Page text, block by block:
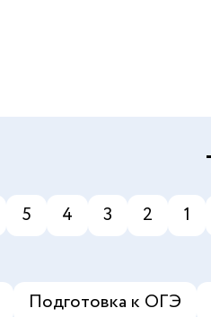
5 4 3 2 1
Подготовка к ОГЭ